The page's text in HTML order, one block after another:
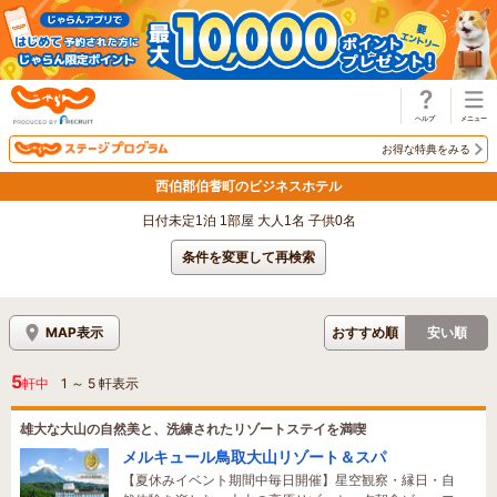
お得な特典をみる
西伯郡伯耆町のビジネスホテル
日付未定1泊 1部屋 大人1名 子供0名
条件を変更して再検索
MAP表示 おすすめ順 安い順
5軒中 1 ～ 5 軒表示
雄大な大山の自然美と、洗練されたリゾートステイを満喫
メルキュール鳥取大山リゾート＆スパ
【夏休みイベント期間中毎日開催】星空観察・縁日・自